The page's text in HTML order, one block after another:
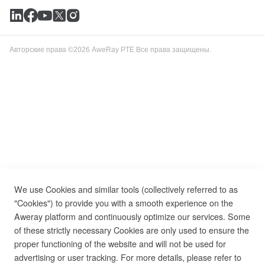
Авторские права ©2026 AweRay PTE Все права защищены.
We use Cookies and similar tools (collectively referred to as
"Cookies") to provide you with a smooth experience on the
Aweray platform and continuously optimize our services. Some
of these strictly necessary Cookies are only used to ensure the
proper functioning of the website and will not be used for
advertising or user tracking. For more details, please refer to